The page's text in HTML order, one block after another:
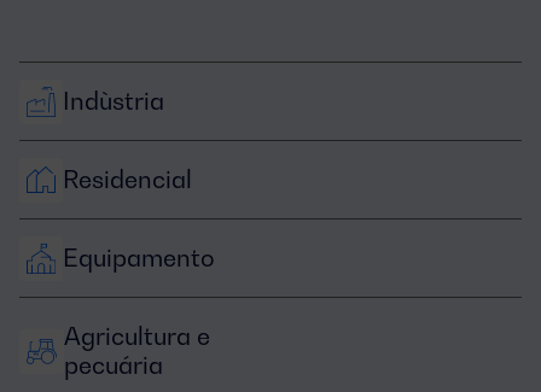
Indùstria
Residencial
Equipamento
Agricultura e
pecuária